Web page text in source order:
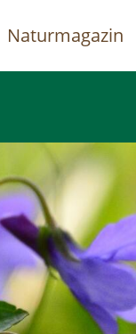
Inhalt
Naturmagazin